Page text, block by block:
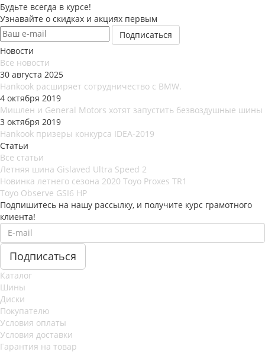
Будьте всегда в курсе!
Узнавайте о скидках и акциях первым
Новости
Все новости
30 августа 2025
Hankook расширяет сотрудничество с BMW.
4 октября 2019
Мишлен и General Motors хотят запустить безвоздушные шины
3 октября 2019
Hankook призеры конкурса IDEA-2019
Статьи
Все статьи
Летняя шина Gislaved Ultra Speed 2
Новинка летнего сезона 2020 Toyo Proxes TR1
Toyo Observe GSI6 HP
Подпишитесь на нашу рассылку, и получите курс грамотного
клиента!
Каталог
Шины
Диски
Покупателю
Условия оплаты
Условия доставки
Гарантия на товар